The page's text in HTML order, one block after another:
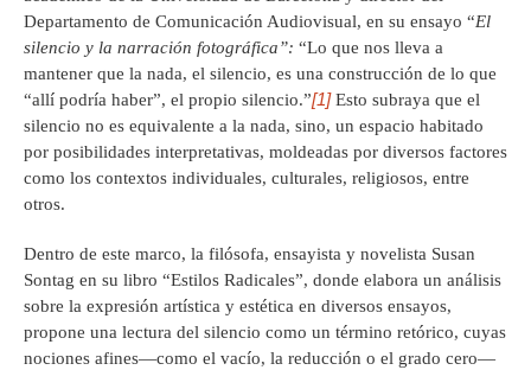
Departamento de Comunicación Audiovisual, en su ensayo “El
silencio y la narración fotográfica”: “Lo que nos lleva a
mantener que la nada, el silencio, es una construcción de lo que
“allí podría haber”, el propio silencio.”[1]Esto subraya que el
silencio no es equivalente a la nada, sino, un espacio habitado
por posibilidades interpretativas, moldeadas por diversos factores
como los contextos individuales, culturales, religiosos, entre
otros.
Dentro de este marco, la filósofa, ensayista y novelista Susan
Sontag en su libro “Estilos Radicales”, donde elabora un análisis
sobre la expresión artística y estética en diversos ensayos,
propone una lectura del silencio como un término retórico, cuyas
nociones afines—como el vacío, la reducción o el grado cero—